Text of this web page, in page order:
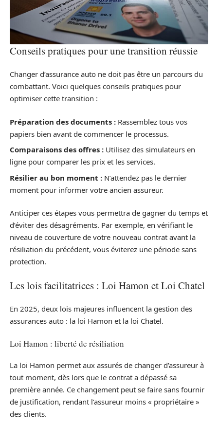
Conseils pratiques pour une transition réussie
Changer d’assurance auto ne doit pas être un parcours du
combattant. Voici quelques conseils pratiques pour
optimiser cette transition :
Préparation des documents : Rassemblez tous vos
papiers bien avant de commencer le processus.
Comparaisons des offres : Utilisez des simulateurs en
ligne pour comparer les prix et les services.
Résilier au bon moment : N’attendez pas le dernier
moment pour informer votre ancien assureur.
Anticiper ces étapes vous permettra de gagner du temps et
d’éviter des désagréments. Par exemple, en vérifiant le
niveau de couverture de votre nouveau contrat avant la
résiliation du précédent, vous éviterez une période sans
protection.
Les lois facilitatrices : Loi Hamon et Loi Chatel
En 2025, deux lois majeures influencent la gestion des
assurances auto : la loi Hamon et la loi Chatel.
Loi Hamon : liberté de résiliation
La loi Hamon permet aux assurés de changer d’assureur à
tout moment, dès lors que le contrat a dépassé sa
première année. Ce changement peut se faire sans fournir
de justification, rendant l’assureur moins « propriétaire »
des clients.